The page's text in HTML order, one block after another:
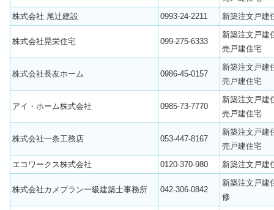
株式会社 尾辻建設
0993-24-2211 新築注文戸建
株式会社晃栄住宅 099-275-6333
新築注文戸建
売戸建住宅
株式会社長友ホーム 0986-45-0157
新築注文戸建
売戸建住宅
アイ・ホーム株式会社 0985-73-7770
新築注文戸建
売戸建住宅
株式会社一条工務店 053-447-8167
新築注文戸建
売戸建住宅
エコワークス株式会社
0120-370-980 新築注文戸建
株式会社カメプラン一級建築士事務所 042-306-0842
新築注文戸建
修